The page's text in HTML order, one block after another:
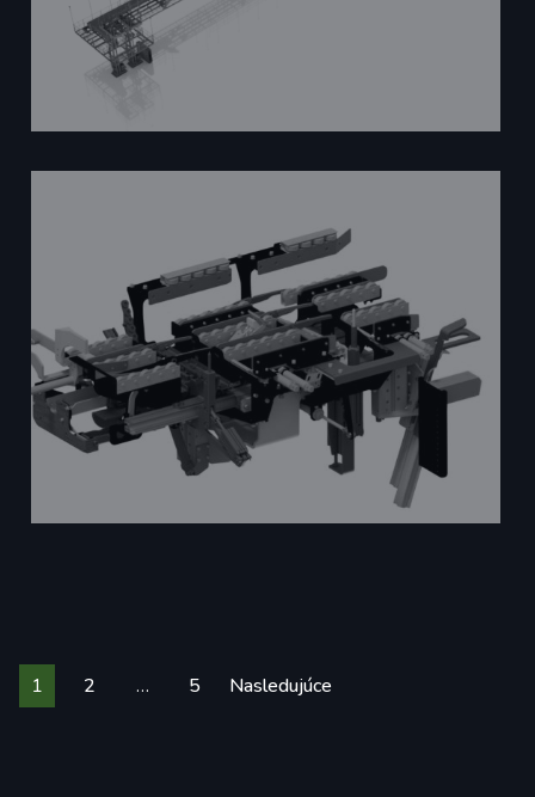
Navigácia
v
1 2 … 5 Nasledujúce